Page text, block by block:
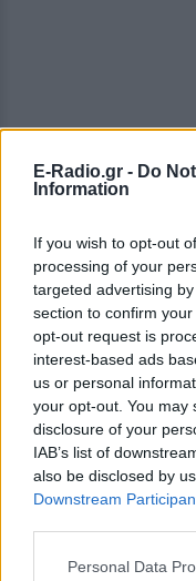
E-Radio.gr - Do
Information
If you wish to opt-out
processing of your
targeted advertising
section to confirm
opt-out request is
interest-based ads
us or personal
your opt-out. You may
disclosure of your
IAB’s list of
also be disclosed by
Downstream
Personal Data
ΣΤΗΝ ΙΔΙΑ